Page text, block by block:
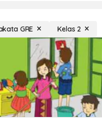
GRE Kelas 2